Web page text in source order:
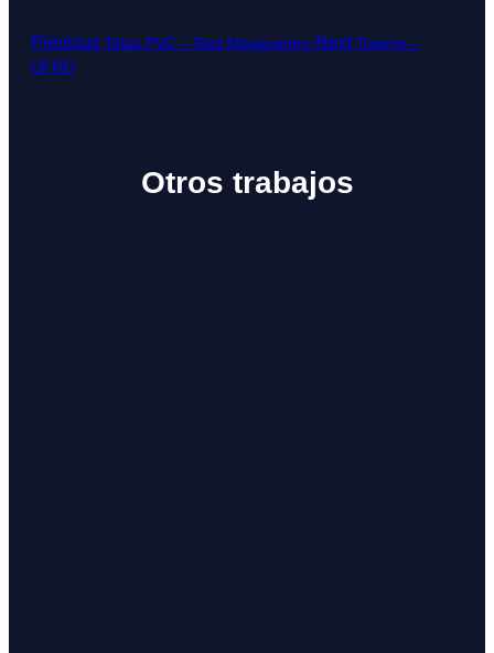
Previous Telas PVC – Red Megacentro Next Totems –
UFRO
Otros trabajos